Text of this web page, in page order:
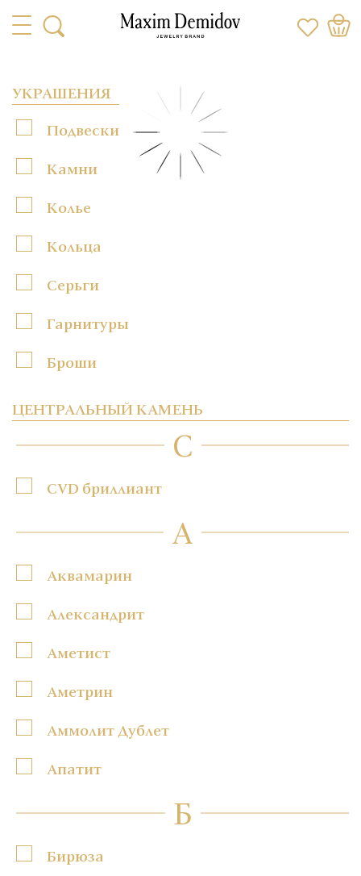
УКРАШЕНИЯ
Подвески
Камни
Колье
Кольца
Серьги
Гарнитуры
Броши
ЦЕНТРАЛЬНЫЙ КАМЕНЬ
C
CVD бриллиант
А
Аквамарин
Александрит
Аметист
Аметрин
Аммолит Дублет
Апатит
Б
Бирюза